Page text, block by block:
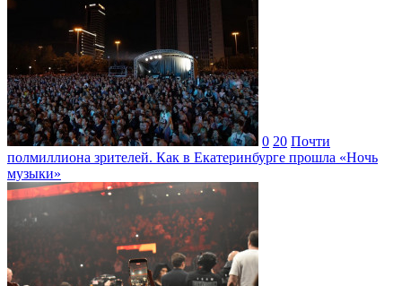
0 20 Почти
полмиллиона зрителей. Как в Екатеринбурге прошла «Ночь
музыки»